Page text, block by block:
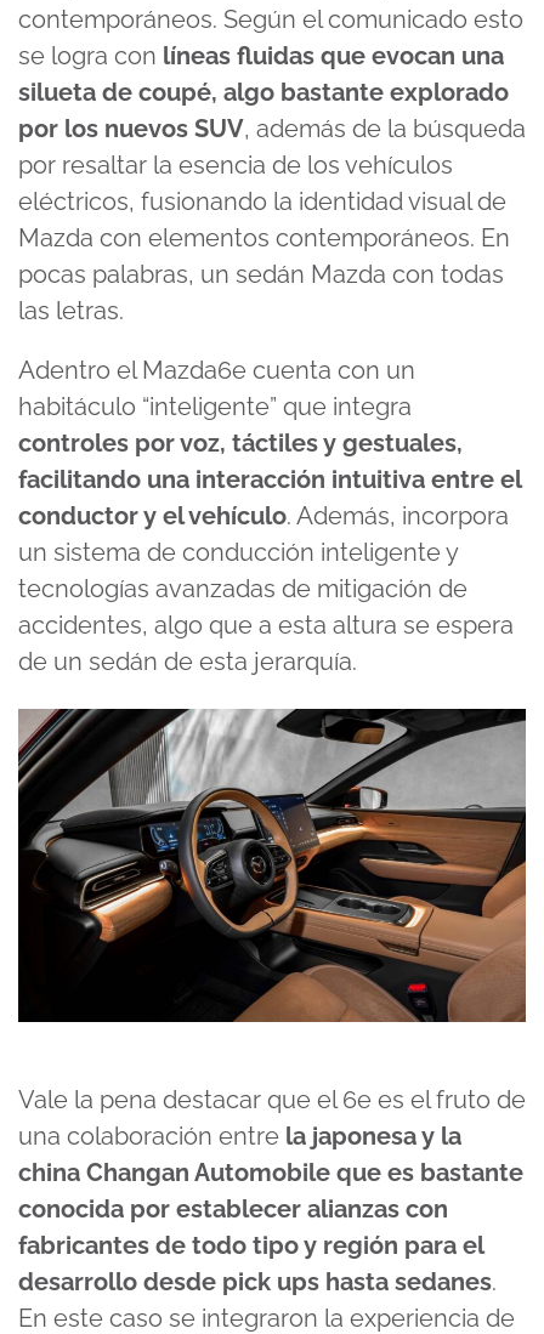
contemporáneos. Según el comunicado esto
se logra con líneas fluidas que evocan una
silueta de coupé, algo bastante explorado
por los nuevos SUV, además de la búsqueda
por resaltar la esencia de los vehículos
eléctricos, fusionando la identidad visual de
Mazda con elementos contemporáneos. En
pocas palabras, un sedán Mazda con todas
las letras.
Adentro el Mazda6e cuenta con un
habitáculo “inteligente” que integra
controles por voz, táctiles y gestuales,
facilitando una interacción intuitiva entre el
conductor y el vehículo. Además, incorpora
un sistema de conducción inteligente y
tecnologías avanzadas de mitigación de
accidentes, algo que a esta altura se espera
de un sedán de esta jerarquía.
Vale la pena destacar que el 6e es el fruto de
una colaboración entre la japonesa y la
china Changan Automobile que es bastante
conocida por establecer alianzas con
fabricantes de todo tipo y región para el
desarrollo desde pick ups hasta sedanes.
En este caso se integraron la experiencia de